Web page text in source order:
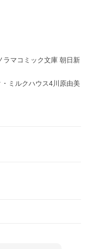
ラマコミック文庫 朝日新
ミルクハウス4川原由美